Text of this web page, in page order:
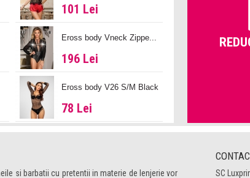
101 Lei
Eross body Vneck Zippe...
196 Lei
Eross body V26 S/M Black
78 Lei
si barbatii cu pretentii in materie de lenjerie vor SC